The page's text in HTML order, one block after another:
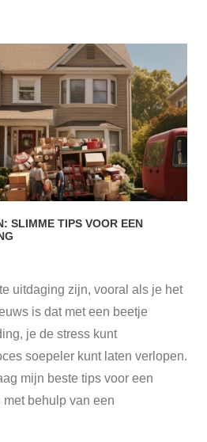
SLIMME TIPS VOOR EEN
uitdaging zijn, vooral als je het
is dat met een beetje
je de stress kunt
soepeler kunt laten verlopen.
mijn beste tips voor een
behulp van een